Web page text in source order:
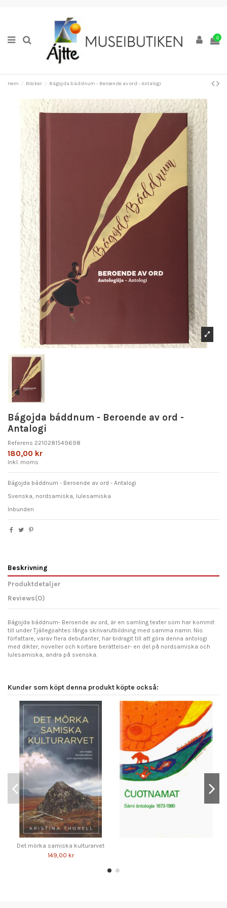
0
Hem Böcker Bágojda báddnum - Beroende av ord - Antalogi
Bágojda báddnum - Beroende av ord -
Antalogi
Referens 2210281549698
180,00 kr
Inkl. moms
Bágojda báddnum - Beroende av ord - Antalogi
Svenska, nordsamiska, lulesamiska
Inbunden
Beskrivning
Produktdetaljer
Reviews(0)
Bágojda báddnum- Beroende av ord, är en samling texter som har kommit
till under Tjállegoahtes långa skrivarutbildning med samma namn. Nio
författare, varav flera debutanter, har bidragit till att göra denna antologi
med dikter, noveller och kortare berättelser- en del på nordsamiska och
lulesamiska, andra på svenska.
Kunder som köpt denna produkt köpte också:
Det mörka samiska kulturarvet
149,00 kr